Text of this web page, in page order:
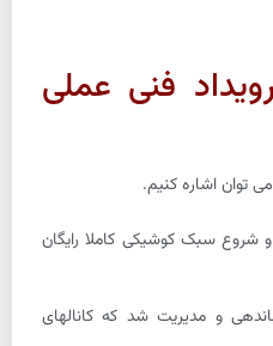
فنی عملی
توان اشاره کنیم.
و شروع سبک کوشیکی کاملا رایگان
و مدیریت شد که کانالهای